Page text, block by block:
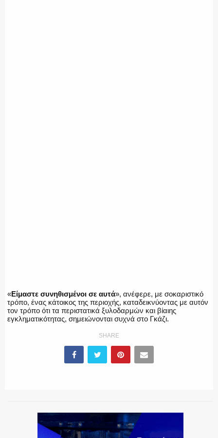
«Είμαστε συνηθισμένοι σε αυτά», ανέφερε, με σοκαριστικό
τρόπο, ένας κάτοικος της περιοχής, καταδεικνύοντας με αυτόν
τον τρόπο ότι τα περιστατικά ξυλοδαρμών και βίαιης
εγκληματικότητας, σημειώνονται συχνά στο Γκάζι.
SHARE